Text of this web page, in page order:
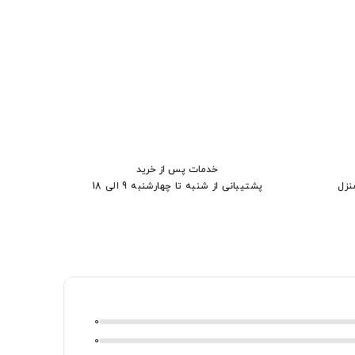
خدمات پس از خرید
پشتیبانی از شنبه تا چهارشنبه 9 الی 18
0
0